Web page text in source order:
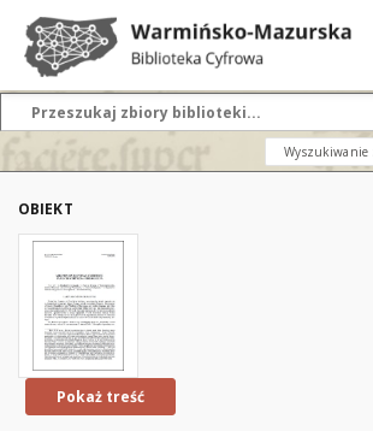
Wyszukiwanie
OBIEKT
Pokaż treść